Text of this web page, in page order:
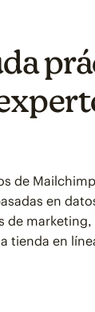
de
en
de
tienda en